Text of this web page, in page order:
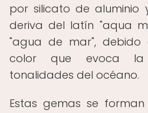
por silicato de aluminio
deriva del latín "aqua
"agua de mar", debido
color que evoca la
tonalidades del océano.
Estas gemas se